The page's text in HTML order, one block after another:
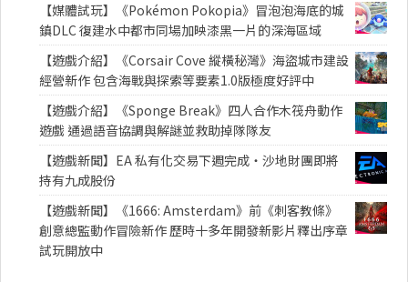
【媒體試玩】《Pokémon Pokopia》冒泡泡海底的城
鎮DLC 復建水中都市同場加映漆黑一片的深海區域
【遊戲介紹】《Corsair Cove 縱橫秘灣》海盜城市建設
經營新作 包含海戰與探索等要素1.0版極度好評中
【遊戲介紹】《Sponge Break》四人合作木筏舟動作
遊戲 通過語音協調與解謎並救助掉隊隊友
【遊戲新聞】EA 私有化交易下週完成・沙地財團即將
持有九成股份
【遊戲新聞】《1666: Amsterdam》前《刺客教條》
創意總監動作冒險新作 歷時十多年開發新影片釋出序章
試玩開放中